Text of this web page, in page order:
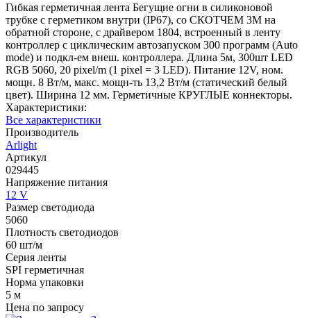
Гибкая герметичная лента Бегущие огни в силиконовой
трубке с герметиком внутри (IP67), со СКОТЧЕМ 3M на
обратной стороне, с драйвером 1804, встроенный в ленту
контроллер с циклическим автозапуском 300 программ (Auto
mode) и подкл-ем внеш. контроллера. Длина 5м, 300шт LED
RGB 5060, 20 pixel/m (1 pixel = 3 LED). Питание 12V, ном.
мощн. 8 Вт/м, макс. мощн-ть 13,2 Вт/м (статический белый
цвет). Ширина 12 мм. Герметичные КРУГЛЫЕ коннекторы.
Характеристики:
Все характеристики
Производитель
Arlight
Артикул
029445
Напряжение питания
12 V
Размер светодиода
5060
Плотность светодиодов
60 шт/м
Серия ленты
SPI герметичная
Норма упаковки
5 м
Цена по запросу